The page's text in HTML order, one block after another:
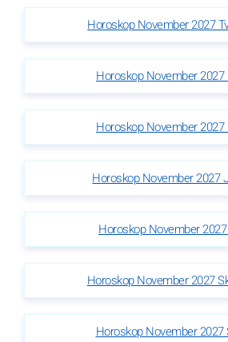
Horoskop November 2027
Horoskop November 2027
Horoskop November 2027
Horoskop November 2027
Horoskop November
Horoskop November 2027
Horoskop November 2027